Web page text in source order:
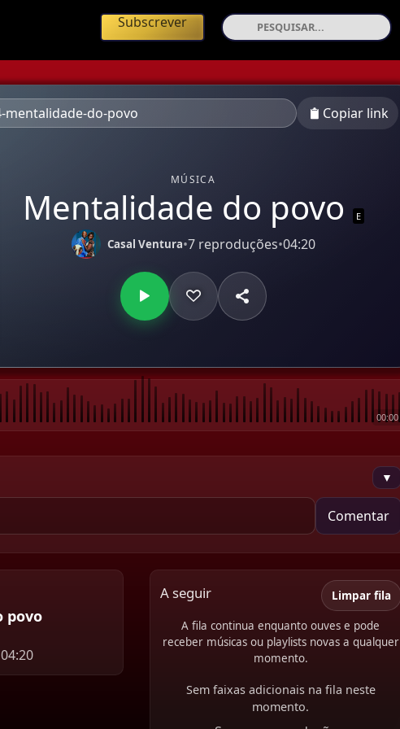
Angolana
Subscrever
mentalidade-do-povo Copiar link
MÚSICA
Mentalidade do povo E
Casal Ventura•7 reproduções•04:20
00:00
▼
Comentar
povo
A seguir Limpar fila
A fila continua enquanto ouves e pode
receber músicas ou playlists novas a qualquer
momento.
Sem faixas adicionais na fila neste
momento.